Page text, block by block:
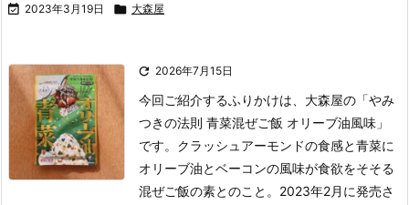
 2023年3月19日  大森屋
 2026年7月15日
今回ご紹介するふりかけは、大森屋の「やみ
つきの法則 青菜混ぜご飯 オリーブ油風味」
です。 クラッシュアーモンドの食感と青菜に
オリーブ油とベーコンの風味が食欲をそそる
混ぜご飯の素とのこと。 2023年2月に発売さ